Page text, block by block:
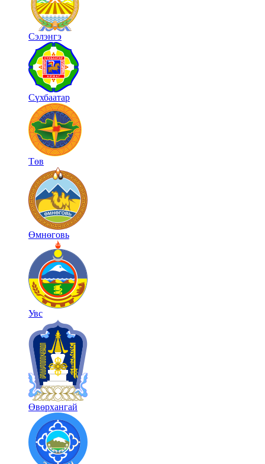
Сэлэнгэ
Сүхбаатар
Төв
Өмнөговь
Увс
Өвөрхангай